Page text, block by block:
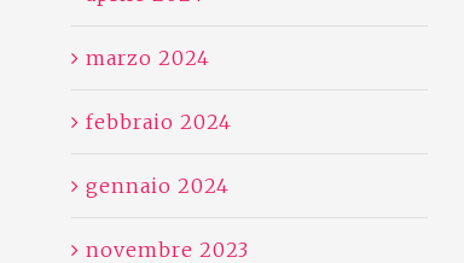
marzo 2024
febbraio 2024
gennaio 2024
novembre 2023